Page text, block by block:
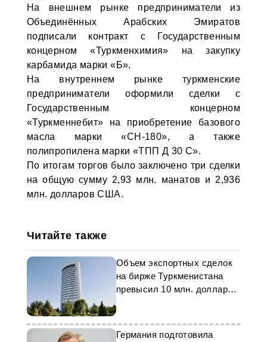
На внешнем рынке предприниматели из
Объединённых Арабских Эмиратов
подписали контракт с Государственным
концерном «Туркменхимия» на закупку
карбамида марки «Б».
На внутреннем рынке туркменские
предприниматели оформили сделки с
Государственным концерном
«Туркменнебит» на приобретение базового
масла марки «СН-180», а также
полипропилена марки «ТПП Д 30 С».
По итогам торгов было заключено три сделки
на общую сумму 2,93 млн. манатов и 2,936
млн. долларов США.
Читайте также
Объем экспортных сделок
на бирже Туркменистана
превысил 10 млн. долларов
Германия подготовила